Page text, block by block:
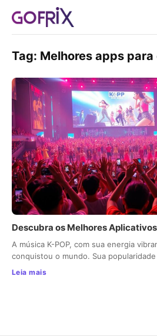
Tag: Melhores apps para
Descubra os Melhores
A música K-POP, com sua energia
conquistou o mundo. Sua
Leia mais